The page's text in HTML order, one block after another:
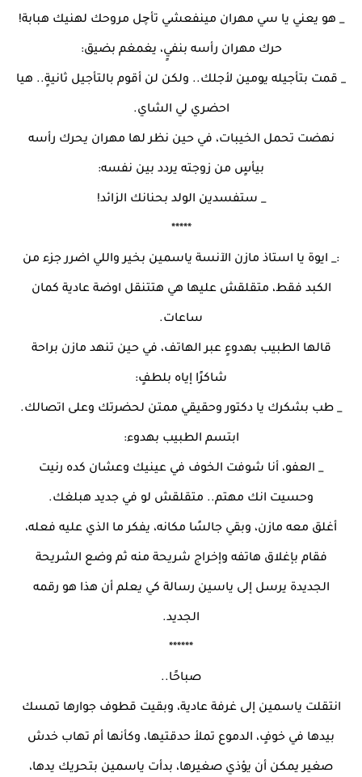
_ هو يعني يا سي مهران مينفعشي تأچل مروحك لهنيك هبابة!
حرك مهران رأسه بنفيٍ، يغمغم بضيق:
_ قمت بتأجيله يومين لأجلك.. ولكن لن أقوم بالتأجيل ثانيةٍ.. هيا
احضري لي الشاي.
نهضت تحمل الخيبات، في حين نظر لها مهران يحرك رأسه
بيأسٍ من زوجته يردد بين نفسه:
_ ستفسدين الولد بحنانك الزائد!
*****
:_ ايوة يا استاذ مازن الآنسة ياسمين بخير واللي اضرر جزء من
الكبد فقط، متقلقش عليها هي هتتنقل اوضة عادية كمان
ساعات.
قالها الطبيب بهدوءٍ عبر الهاتف، في حين تنهد مازن براحة
شاكرًا إياه بلطفٍ:
_ طب بشكرك يا دكتور وحقيقي ممتن لحضرتك وعلى اتصالك.
ابتسم الطبيب بهدوء:
_ العفو، أنا شوفت الخوف في عينيك وعشان كده رنيت
وحسيت انك مهتم.. متقلقش لو في جديد هبلغك.
أغلق معه مازن، وبقي جالسًا مكانه، يفكر ما الذي عليه فعله،
فقام بإغلاق هاتفه وإخراج شريحة منه ثم وضع الشريحة
الجديدة يرسل إلى ياسين رسالة كي يعلم أن هذا هو رقمه
الجديد.
******
صباحًا..
انتقلت ياسمين إلى غرفة عادية، وبقيت قطوف جوارها تمسك
بيدها في خوفٍ، الدموع تملأ حدقتيها، وكأنها أم تهاب خدش
صغير يمكن أن يؤذي صغيرها، بدأت ياسمين بتحريك يدها،